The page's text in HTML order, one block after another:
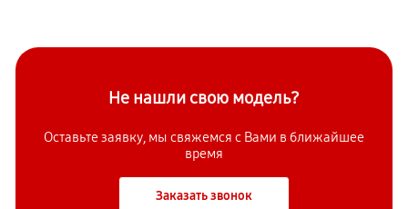
Не нашли свою модель?
Оставьте заявку, мы свяжемся с Вами в ближайшее
время
Заказать звонок